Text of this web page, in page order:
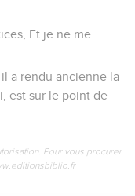
Et je ne me
a rendu ancienne la
est sur le point de
Pour vous procurer